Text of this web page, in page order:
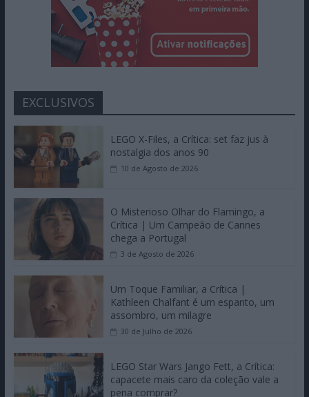
EXCLUSIVOS
LEGO X-Files, a Crítica: set faz jus à
nostalgia dos anos 90
10 de Agosto de 2026
O Misterioso Olhar do Flamingo, a
Crítica | Um Campeão de Cannes
chega a Portugal
3 de Agosto de 2026
Um Toque Familiar, a Crítica |
Kathleen Chalfant é um espanto, um
assombro, um milagre
30 de Julho de 2026
LEGO Star Wars Jango Fett, a Crítica:
capacete mais caro da coleção vale a
pena comprar?